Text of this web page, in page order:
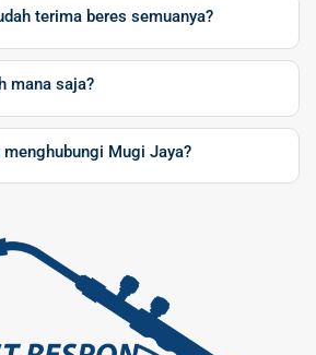
terima beres semuanya?
mana saja?
Mugi Jaya?